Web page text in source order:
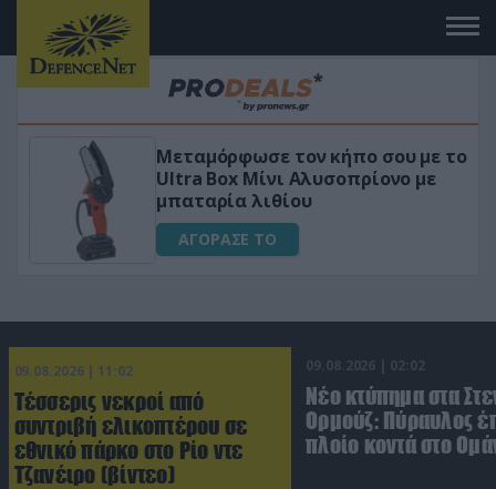
τον κήπο σου με το
Μίνι Αλυσοπρίονο με
λιθίου
«Μαγική»
για
09.08.2026 | 11:02
Τέσσερις νεκροί από
συντριβή ελικοπτέρου σε
εθνικό πάρκο στο Ρίο ντε
Τζανέιρο (βίντεο)
09.08.2026 | 02:02
Νέο κτύπημα στα
Ορμούζ: Πύραυλος
πλοίο κοντά στο